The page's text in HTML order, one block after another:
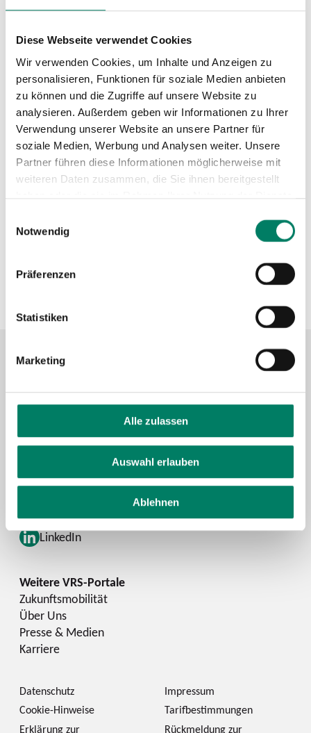
Diese Webseite verwendet Cookies
Wir verwenden Cookies, um Inhalte und Anzeigen zu
personalisieren, Funktionen für soziale Medien anbieten
zu können und die Zugriffe auf unsere Website zu
analysieren. Außerdem geben wir Informationen zu Ihrer
Verwendung unserer Website an unsere Partner für
soziale Medien, Werbung und Analysen weiter. Unsere
Partner führen diese Informationen möglicherweise mit
weiteren Daten zusammen, die Sie ihnen bereitgestellt
Notwendig
Präferenzen
Statistiken
Marketing
Alle zulassen
Auswahl erlauben
Ablehnen
Betreiber
Koblenzer Verkehrsbetriebe GmbH
https://www.koveb.de
+49 261 91163333
Verkehrsverbund
Verkehrsverbund Rhein-Mosel GmbH
Facebook
Instagram
LinkedIn
Kontaktformular
Schlaue Nummer
Zukunftsmobilität
Über Uns
Presse & Medien
Karriere
Datenschutz
Impressum
Cookie-Hinweise
Tarifbestimmungen
Erklärung zur
Rückmeldung zur